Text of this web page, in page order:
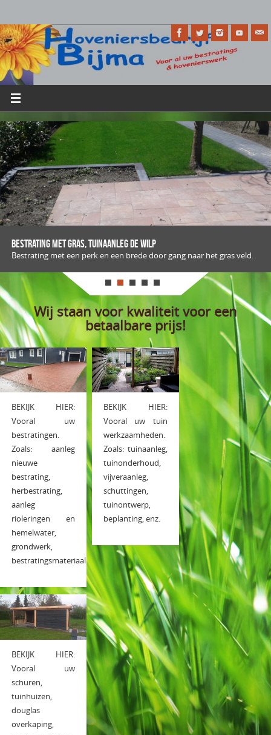
Bestrating met gras, Tuinaanleg De Wilp
Bestrating met een perk en een brede door gang naar het gras veld.
Wij staan voor kwaliteit voor een
betaalbare prijs!
BEKIJK HIER:
Vooral uw
bestratingen.
Zoals: aanleg
nieuwe
bestrating,
herbestrating,
aanleg
rioleringen en
hemelwater,
grondwerk,
bestratingsmateriaal.
Hoveniersbedrijf
Bijma
BEKIJK HIER:
Vooral uw tuin
werkzaamheden.
Zoals: tuinaanleg,
tuinonderhoud,
vijveraanleg,
schuttingen,
tuinontwerp,
beplanting, enz.
BEKIJK HIER:
Vooral uw
schuren,
tuinhuizen,
douglas
overkaping,